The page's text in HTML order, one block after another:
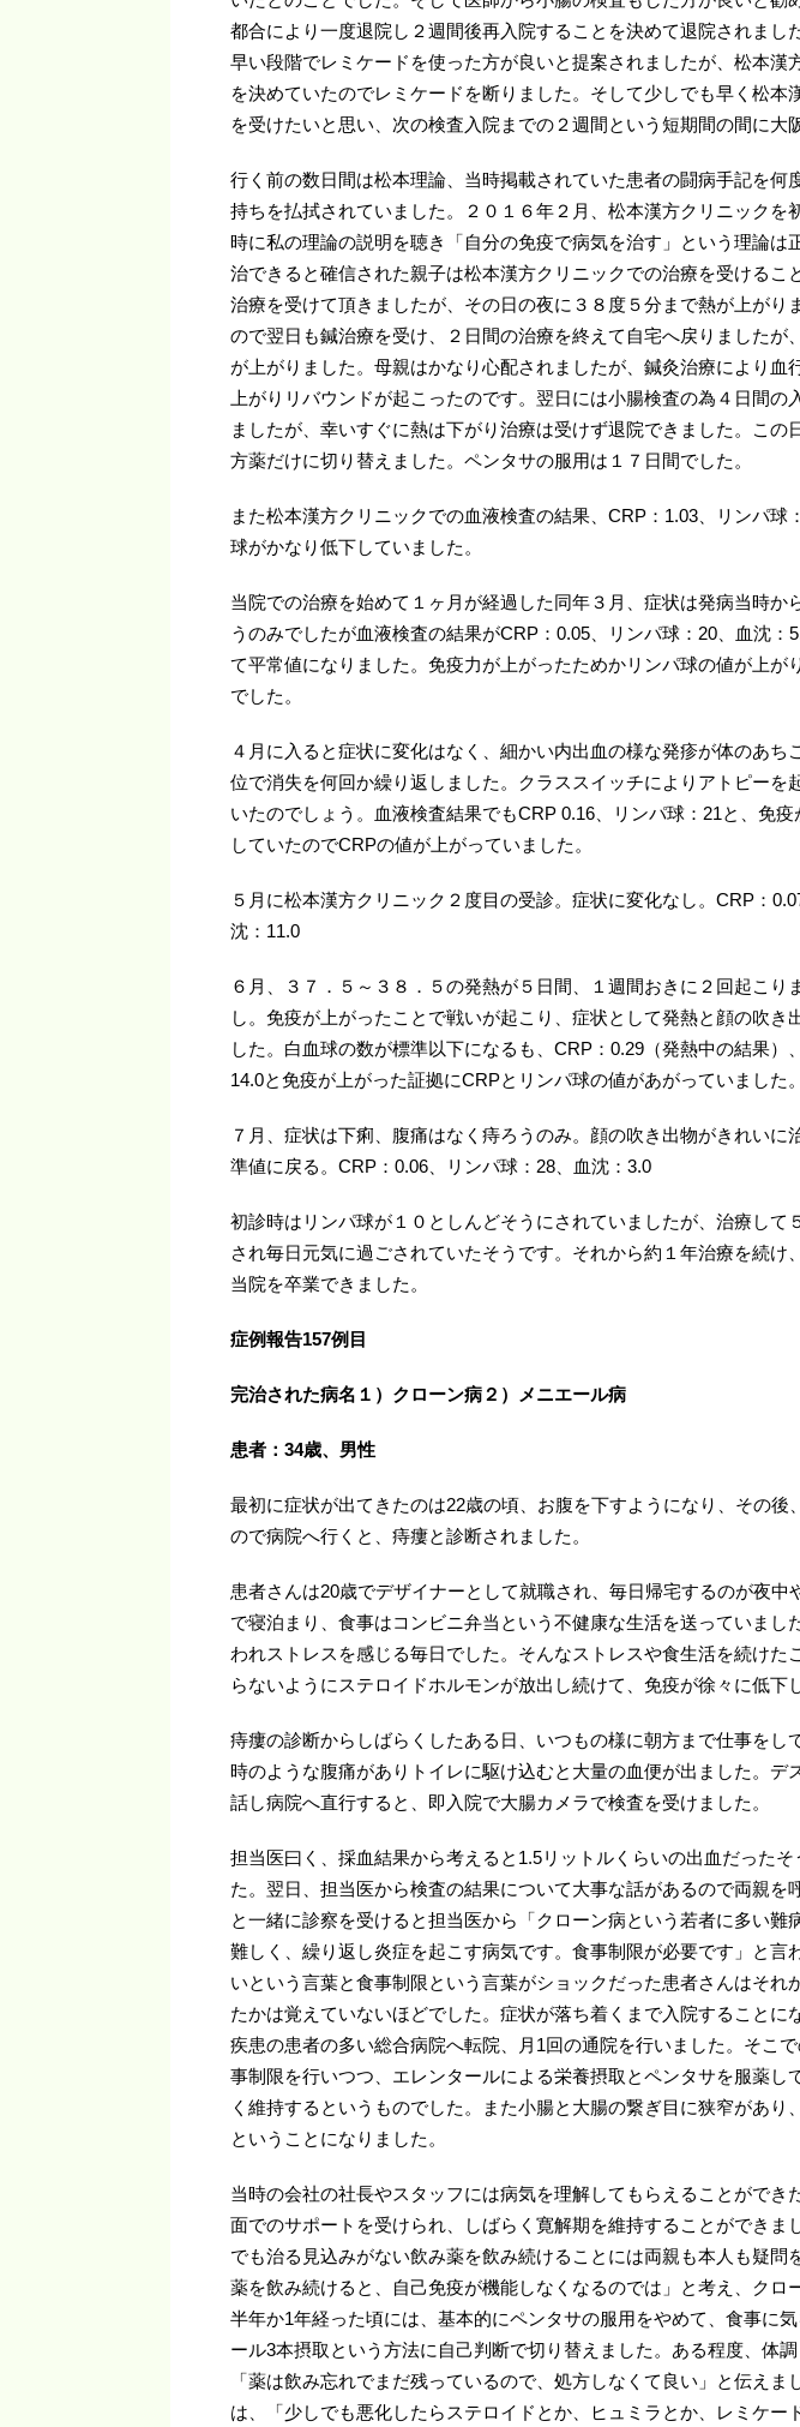
都合により一度退院し２週間後再入院することを決めて退院されまし
早い段階でレミケードを使った方が良いと提案されましたが、松本漢
を決めていたのでレミケードを断りました。そして少しでも早く松本
を受けたいと思い、次の検査入院までの２週間という短期間の間に大
行く前の数日間は松本理論、当時掲載されていた患者の闘病手記を何
持ちを払拭されていました。２０１６年２月、松本漢方クリニックを
時に私の理論の説明を聴き「自分の免疫で病気を治す」という理論は
治できると確信された親子は松本漢方クリニックでの治療を受けるこ
治療を受けて頂きましたが、その日の夜に３８度５分まで熱が上がり
ので翌日も鍼治療を受け、２日間の治療を終えて自宅へ戻りましたが
が上がりました。母親はかなり心配されましたが、鍼灸治療により血
上がりリバウンドが起こったのです。翌日には小腸検査の為４日間の
ましたが、幸いすぐに熱は下がり治療は受けず退院できました。この
方薬だけに切り替えました。ペンタサの服用は１７日間でした。
また松本漢方クリニックでの血液検査の結果、CRP：1.03、リンパ球
球がかなり低下していました。
当院での治療を始めて１ヶ月が経過した同年３月、症状は発病当時か
うのみでしたが血液検査の結果がCRP：0.05、リンパ球：20、血沈：
て平常値になりました。免疫力が上がったためかリンパ球の値が上が
でした。
４月に入ると症状に変化はなく、細かい内出血の様な発疹が体のあち
位で消失を何回か繰り返しました。クラススイッチによりアトピーを
いたのでしょう。血液検査結果でもCRP 0.16、リンパ球：21と、免疫
していたのでCRPの値が上がっていました。
５月に松本漢方クリニック２度目の受診。症状に変化なし。CRP：
沈：11.0
６月、３７．５～３８．５の発熱が５日間、１週間おきに２回起こり
し。免疫が上がったことで戦いが起こり、症状として発熱と顔の吹き
した。白血球の数が標準以下になるも、CRP：0.29（発熱中の結果）
14.0と免疫が上がった証拠にCRPとリンパ球の値があがっていました。
７月、症状は下痢、腹痛はなく痔ろうのみ。顔の吹き出物がきれいに
準値に戻る。CRP：0.06、リンパ球：28、血沈：3.0
初診時はリンパ球が１０としんどそうにされていましたが、治療して
され毎日元気に過ごされていたそうです。それから約１年治療を続け
当院を卒業できました。
症例報告157例目
完治された病名１）クローン病２）メニエール病
患者：34歳、男性
最初に症状が出てきたのは22歳の頃、お腹を下すようになり、その後
ので病院へ行くと、痔瘻と診断されました。
患者さんは20歳でデザイナーとして就職され、毎日帰宅するのが夜中
で寝泊まり、食事はコンビニ弁当という不健康な生活を送っていまし
われストレスを感じる毎日でした。そんなストレスや食生活を続けた
らないようにステロイドホルモンが放出し続けて、免疫が徐々に低下
痔瘻の診断からしばらくしたある日、いつもの様に朝方まで仕事をし
時のような腹痛がありトイレに駆け込むと大量の血便が出ました。デ
話し病院へ直行すると、即入院で大腸カメラで検査を受けました。
担当医曰く、採血結果から考えると1.5リットルくらいの出血だったそ
た。翌日、担当医から検査の結果について大事な話があるので両親を
と一緒に診察を受けると担当医から「クローン病という若者に多い難
難しく、繰り返し炎症を起こす病気です。食事制限が必要です」と言
いという言葉と食事制限という言葉がショックだった患者さんはそれ
たかは覚えていないほどでした。症状が落ち着くまで入院することに
疾患の患者の多い総合病院へ転院、月1回の通院を行いました。そこ
事制限を行いつつ、エレンタールによる栄養摂取とペンタサを服薬し
く維持するというものでした。また小腸と大腸の繋ぎ目に狭窄があり
ということになりました。
当時の会社の社長やスタッフには病気を理解してもらえることができ
面でのサポートを受けられ、しばらく寛解期を維持することができま
でも治る見込みがない飲み薬を飲み続けることには両親も本人も疑問
薬を飲み続けると、自己免疫が機能しなくなるのでは」と考え、クロ
半年か1年経った頃には、基本的にペンタサの服用をやめて、食事に
ール3本摂取という方法に自己判断で切り替えました。ある程度、体
「薬は飲み忘れでまだ残っているので、処方しなくて良い」と伝えま
は、「少しでも悪化したらステロイドとか、ヒュミラとか、レミケー